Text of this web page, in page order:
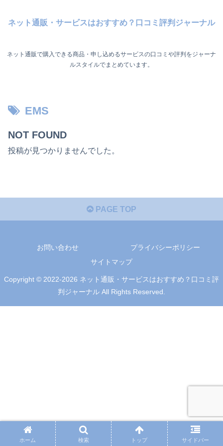
ネット通販・サービスはおすすめ？口コミ評判ジャーナル
ネット通販で購入できる商品・申し込めるサービスの口コミや評判をジャーナ
ルスタイルでまとめています。
EMS
NOT FOUND
投稿が見つかりませんでした。
PAGE TOP
お問い合わせ
プライバシーポリシー
サイトマップ
Copyright © 2022-2026 ネット通販・サービスはおすすめ？口コミ評
判ジャーナル All Rights Reserved.
ホーム 検索 トップ サイドバー